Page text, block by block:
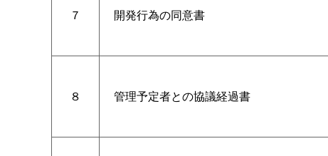
７
開発行為の同意書
８
管理予定者との協議経過書